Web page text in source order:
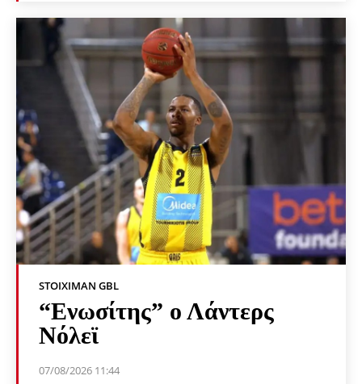
STOIXIMAN GBL
“Ενωσίτης” ο Λάντερς
Νόλεϊ
07/08/2026 11:44